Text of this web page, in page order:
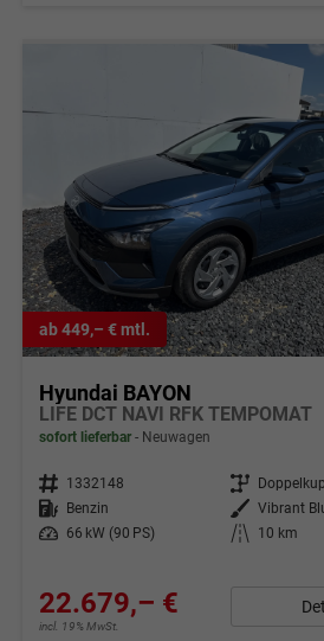
ab 449,– € mtl.
Hyundai BAYON
LIFE DCT NAVI RFK TEMPOMAT
sofort lieferbar Neuwagen
Fahrzeugnr. 1332148 Getriebe
Kraftstoff Benzin Außenfarbe Vibrant
Leistung
66 kW (90 PS) Kilometerstand 10 km
22.679,– €
incl. 19% MwSt.